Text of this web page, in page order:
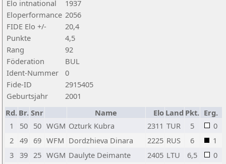
Elo intnational
1937
Eloperformance 2056
FIDE Elo +/-
20,4
Punkte
4,5
Rang
92
Föderation
BUL
Ident-Nummer
0
Fide-ID
2915405
Geburtsjahr
2001
Rd. Br. Snr Name Elo Land Pkt. Erg.
1
50 50 WGM Ozturk Kubra 2311 TUR 5
0
2
49 69 WFM Dordzhieva Dinara 2225 RUS 6
1
3
39 25 WGM Daulyte Deimante 2405 LTU 6,5
0